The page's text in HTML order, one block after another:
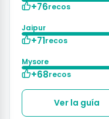
+76recos
Jaipur
+71recos
Mysore
+68recos
Ver la guía